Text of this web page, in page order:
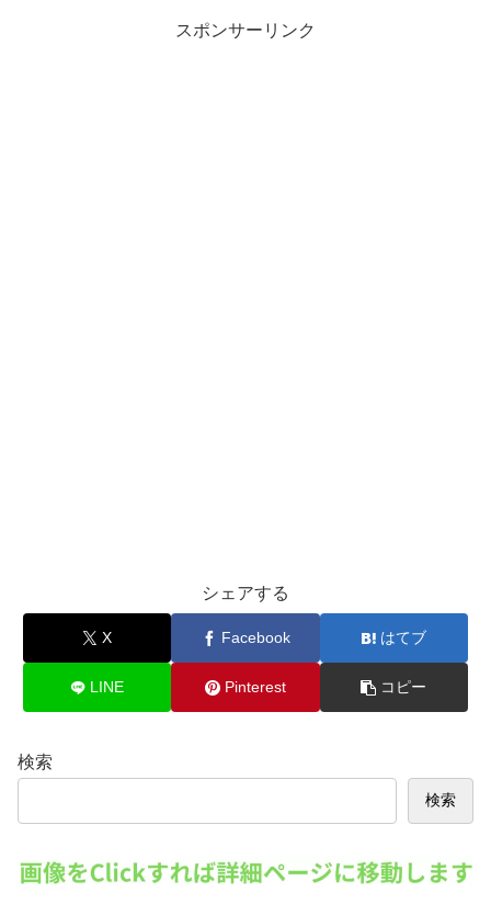
スポンサーリンク
シェアする
X Facebook はてブ
LINE Pinterest コピー
検索
検索